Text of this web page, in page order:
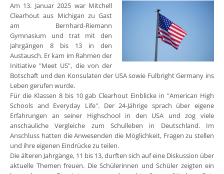
Am 13. Januar 2025 war Mitchell
Clearhout aus Michigan zu Gast
am Bernhard-Riemann
Gymnasium und trat mit den
Jahrgängen 8 bis 13 in den
Austausch. Er kam im Rahmen der
Initiative "Meet US", die von der
Botschaft und den Konsulaten der USA sowie Fulbright Germany ins
Leben gerufen wurde.
Für die Klassen 8 bis 10 gab Clearhout Einblicke in "American High
Schools and Everyday Life". Der 24-Jährige sprach über eigene
Erfahrungen an seiner Highschool in den USA und zog viele
anschauliche Vergleiche zum Schulleben in Deutschland. Im
Anschluss hatten die Anwesenden die Möglichkeit, Fragen zu stellen
und ihre eigenen Eindrücke zu teilen.
Die älteren Jahrgänge, 11 bis 13, durften sich auf eine Diskussion über
aktuelle Themen freuen. Die Schülerinnen und Schüler zeigten ein